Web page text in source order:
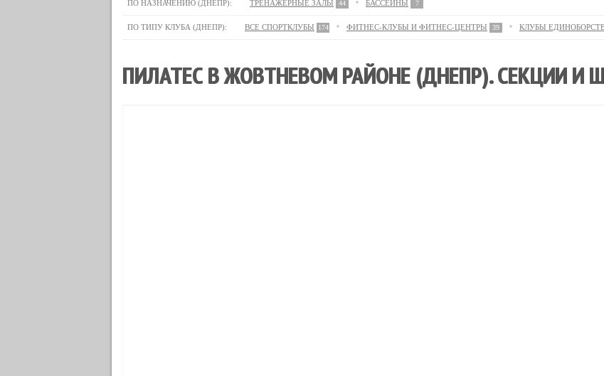
ПО НАЗНАЧЕНИЮ (ДНЕПР): ТРЕНАЖЕРНЫЕ ЗАЛЫ 44 БАССЕЙНЫ 7
ПО ТИПУ КЛУБА (ДНЕПР): ВСЕ СПОРТКЛУБЫ 174 ФИТНЕС-КЛУБЫ И ФИТНЕС-ЦЕНТРЫ 39 КЛУБЫ
ПИЛАТЕС В ЖОВТНЕВОМ РАЙОНЕ (ДНЕПР). СЕКЦИИ И